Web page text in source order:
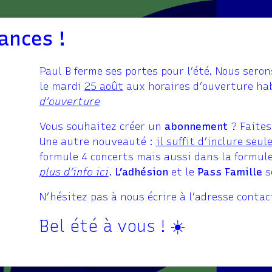
à
le projet
avec le
Mondétour !
!
Paul B ferme ses portes pour l’été. Nous
le mardi 25 août aux horaires d’ouverture
d’ouverture
Vous souhaitez créer un abonnement ?
Une autre nouveauté : il suffit d’inclure
formule 4 concerts mais aussi dans la
plus d’info ici. L’adhésion et le Pass Famille
N’hésitez pas à nous écrire à l’adresse
Bel été à vous ! ☀️